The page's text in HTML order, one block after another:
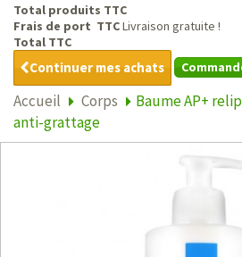
Total produits TTC
Frais de port TTCLivraison gratuite !
Total TTC
Continuer mes achats
Accueil Corps
Baume AP+
anti-grattage